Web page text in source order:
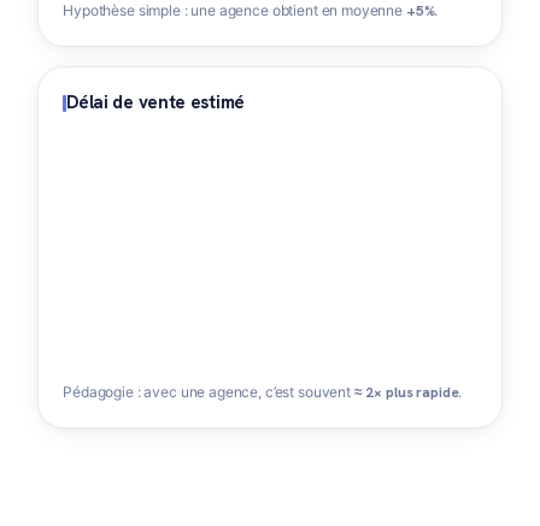
Hypothèse simple : une agence obtient en moyenne +5%.
Délai de vente estimé
Pédagogie : avec une agence, c’est souvent ≈ 2× plus rapide.